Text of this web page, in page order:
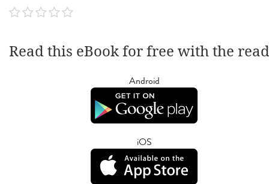
Read this eBook for free with the
Android
iOS